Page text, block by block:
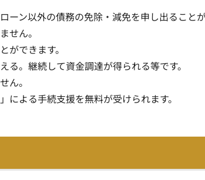
ーン以外の債務の免除・減免を申し出ることが
せん。
ができます。
る。継続して資金調達が得られる等です。
ん。
による手続支援を無料が受けられます。